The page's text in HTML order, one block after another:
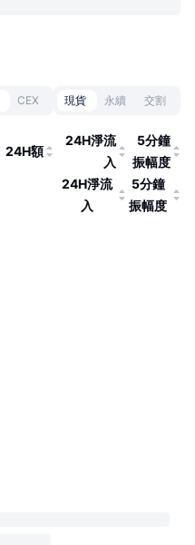
CEX 現貨 永續 交割
24H額
24H淨流
入
5分鐘
振幅度
24H淨流
入
5分鐘
振幅度